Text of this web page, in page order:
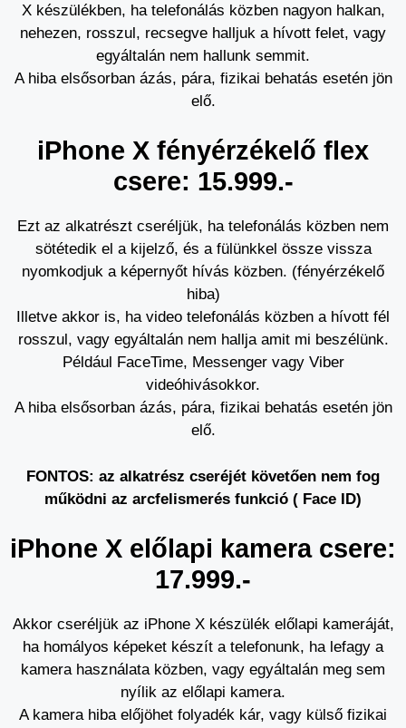
X készülékben, ha telefonálás közben nagyon halkan,
nehezen, rosszul, recsegve halljuk a hívott felet, vagy
egyáltalán nem hallunk semmit.
A hiba elsősorban ázás, pára, fizikai behatás esetén jön
elő.
iPhone X fényérzékelő flex
csere: 15.999.-
Ezt az alkatrészt cseréljük, ha telefonálás közben nem
sötétedik el a kijelző, és a fülünkkel össze vissza
nyomkodjuk a képernyőt hívás közben. (fényérzékelő
hiba)
Illetve akkor is, ha video telefonálás közben a hívott fél
rosszul, vagy egyáltalán nem hallja amit mi beszélünk.
Például FaceTime, Messenger vagy Viber
videóhivásokkor.
A hiba elsősorban ázás, pára, fizikai behatás esetén jön
elő.
FONTOS: az alkatrész cseréjét követően nem fog
működni az arcfelismerés funkció ( Face ID)
iPhone X előlapi kamera csere:
17.999.-
Akkor cseréljük az iPhone X készülék előlapi kameráját,
ha homályos képeket készít a telefonunk, ha lefagy a
kamera használata közben, vagy egyáltalán meg sem
nyílik az előlapi kamera.
A kamera hiba előjöhet folyadék kár, vagy külső fizikai